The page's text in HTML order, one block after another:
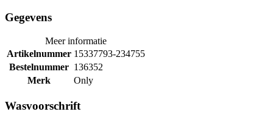
Gegevens
Meer informatie
Artikelnummer 15337793-234755
Bestelnummer 136352
Merk
Only
Wasvoorschrift